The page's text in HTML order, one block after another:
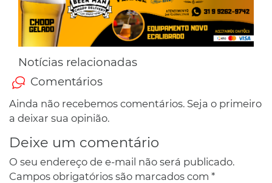
Notícias relacionadas
Comentários
Ainda não recebemos comentários. Seja o primeiro
a deixar sua opinião.
Deixe um comentário
O seu endereço de e-mail não será publicado.
Campos obrigatórios são marcados com *